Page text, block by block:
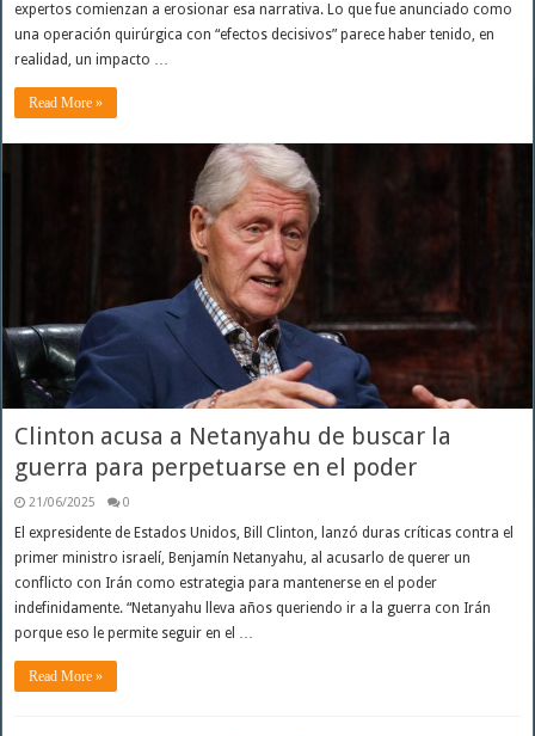
expertos comienzan a erosionar esa narrativa. Lo que fue anunciado como
una operación quirúrgica con “efectos decisivos” parece haber tenido, en
realidad, un impacto …
Read More »
Clinton acusa a Netanyahu de buscar la
guerra para perpetuarse en el poder
21/06/2025 0
El expresidente de Estados Unidos, Bill Clinton, lanzó duras críticas contra el
primer ministro israelí, Benjamín Netanyahu, al acusarlo de querer un
conflicto con Irán como estrategia para mantenerse en el poder
indefinidamente. “Netanyahu lleva años queriendo ir a la guerra con Irán
porque eso le permite seguir en el …
Read More »